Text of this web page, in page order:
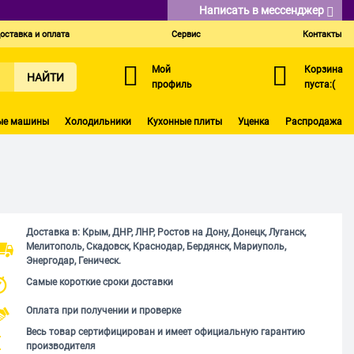
Написать в мессенджер
и оплата Сервис Контакты
НАЙТИ
Мой
профиль
Корзина
пуста:(
машины Холодильники Кухонные плиты Уценка Распродажа
Доставка в: Крым, ДНР, ЛНР, Ростов на Дону, Донецк, Луганск,
Мелитополь, Скадовск, Краснодар, Бердянск, Мариуполь,
Энергодар, Геническ.
Самые короткие сроки доставки
Оплата при получении и проверке
Весь товар сертифицирован и имеет официальную гарантию
производителя